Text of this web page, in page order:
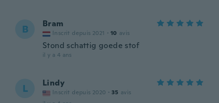
B Bram
Inscrit depuis 2021 · 10 avis
Stond schattig goede stof
il y a 4 ans
L Lindy
Inscrit depuis 2020 · 35 avis